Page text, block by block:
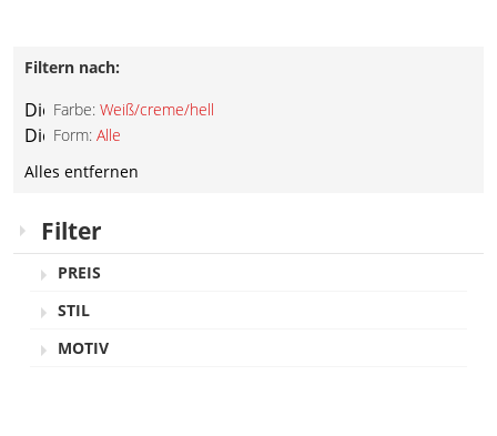
Filtern nach:
Farbe: Weiß/creme/hell
Diesen
Artikel
entfernen
Form: Alle
Diesen
entfernen
Alles entfernen
Filter
PREIS
STIL
MOTIV